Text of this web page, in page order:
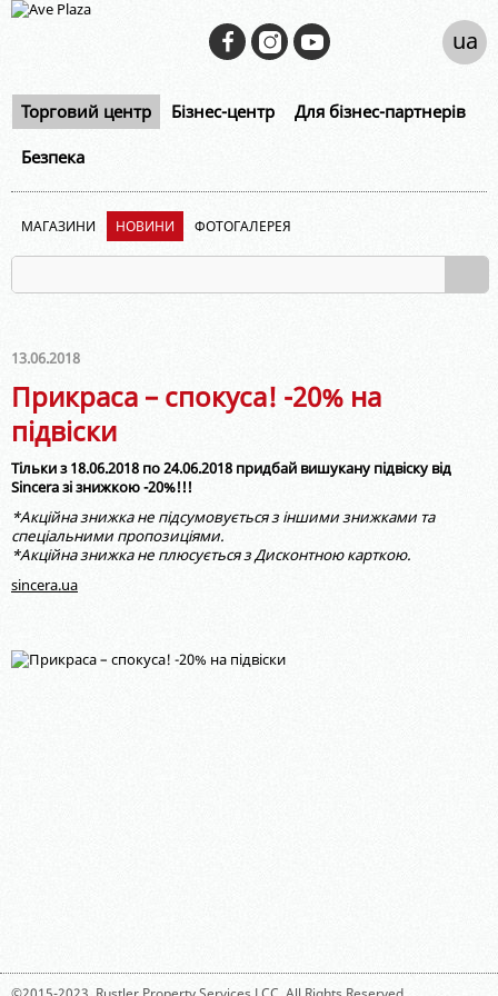
Торговий центр Бізнес-центр Для бізнес-партнерів
Безпека
ua
МАГАЗИНИ НОВИНИ ФОТОГАЛЕРЕЯ
13.06.2018
Прикраса – спокуса! -20% на
підвіски
Тільки з 18.06.2018 по 24.06.2018 придбай вишукану підвіску від
Sincera зі знижкою -20%!!!
*Акційна знижка не підсумовується з іншими знижками та
спеціальними пропозиціями.
*Акційна знижка не плюсується з Дисконтною карткою.
sincera.ua